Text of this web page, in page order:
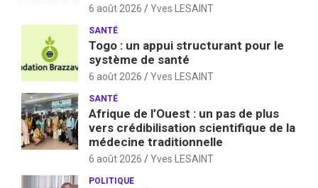
6 août 2026 Yves LESAINT
SANTÉ
Togo : un appui structurant pour le
système de santé
6 août 2026 Yves LESAINT
SANTÉ
Afrique de l’Ouest : un pas de plus
vers crédibilisation scientifique de la
médecine traditionnelle
6 août 2026 Yves LESAINT
POLITIQUE